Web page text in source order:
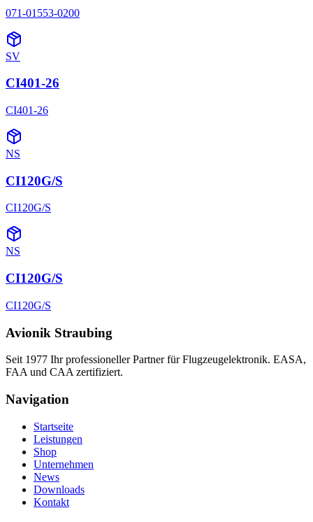
071-01553-0200
SV
CI401-26
CI401-26
NS
CI120G/S
CI120G/S
NS
CI120G/S
CI120G/S
Avionik Straubing
Seit 1977 Ihr professioneller Partner für Flugzeugelektronik. EASA,
FAA und CAA zertifiziert.
Navigation
Startseite
Leistungen
Shop
Unternehmen
News
Downloads
Kontakt